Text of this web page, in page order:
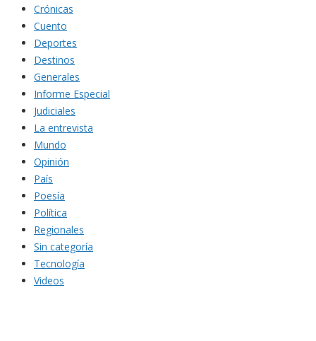
Crónicas
Cuento
Deportes
Destinos
Generales
Informe Especial
Judiciales
La entrevista
Mundo
Opinión
País
Poesía
Política
Regionales
Sin categoría
Tecnología
Videos